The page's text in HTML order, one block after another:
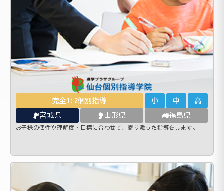
完全1:2個別指導 小 中 高
宮城県 山形県 福島県
お子様の個性や理解度・目標に合わせて、寄り添った指導をします。